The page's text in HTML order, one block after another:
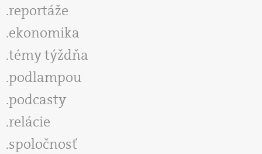
reportáže
ekonomika
témy týždňa
podlampou
podcasty
relácie
spoločnosť